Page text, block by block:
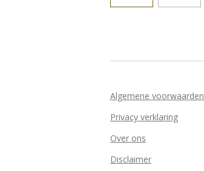
Algemene voorwaarden
Privacy verklaring
Over ons
Disclaimer